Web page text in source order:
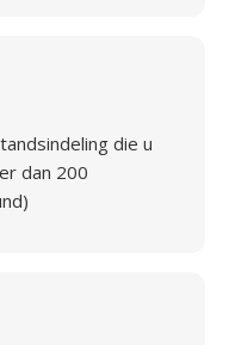
die u
dan 200